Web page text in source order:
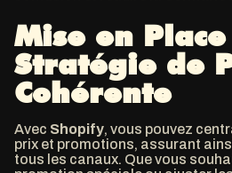
Mise en
Stratégie de
Cohérente
Avec Shopify, vous pouvez
prix et promotions, assurant
tous les canaux. Que vous